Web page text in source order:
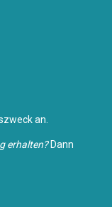
an.
erhalten?Dann